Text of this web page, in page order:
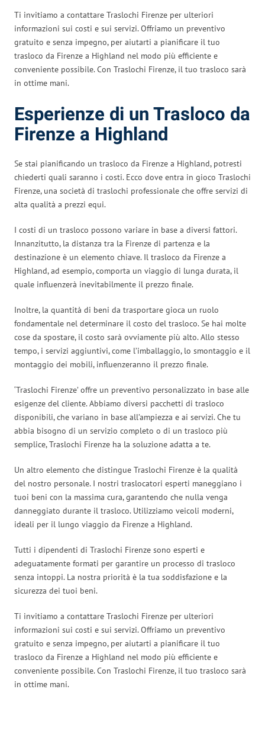
Ti invitiamo a contattare Traslochi Firenze per ulteriori
informazioni sui costi e sui servizi. Offriamo un preventivo
gratuito e senza impegno, per aiutarti a pianificare il tuo
trasloco da Firenze a Highland nel modo più efficiente e
conveniente possibile. Con Traslochi Firenze, il tuo trasloco sarà
in ottime mani.
Esperienze di un Trasloco da
Firenze a Highland
Se stai pianificando un trasloco da Firenze a Highland, potresti
chiederti quali saranno i costi. Ecco dove entra in gioco Traslochi
Firenze, una società di traslochi professionale che offre servizi di
alta qualità a prezzi equi.
I costi di un trasloco possono variare in base a diversi fattori.
Innanzitutto, la distanza tra la Firenze di partenza e la
destinazione è un elemento chiave. Il trasloco da Firenze a
Highland, ad esempio, comporta un viaggio di lunga durata, il
quale influenzerà inevitabilmente il prezzo finale.
Inoltre, la quantità di beni da trasportare gioca un ruolo
fondamentale nel determinare il costo del trasloco. Se hai molte
cose da spostare, il costo sarà ovviamente più alto. Allo stesso
tempo, i servizi aggiuntivi, come l’imballaggio, lo smontaggio e il
montaggio dei mobili, influenzeranno il prezzo finale.
‘Traslochi Firenze’ offre un preventivo personalizzato in base alle
esigenze del cliente. Abbiamo diversi pacchetti di trasloco
disponibili, che variano in base all’ampiezza e ai servizi. Che tu
abbia bisogno di un servizio completo o di un trasloco più
semplice, Traslochi Firenze ha la soluzione adatta a te.
Un altro elemento che distingue Traslochi Firenze è la qualità
del nostro personale. I nostri traslocatori esperti maneggiano i
tuoi beni con la massima cura, garantendo che nulla venga
danneggiato durante il trasloco. Utilizziamo veicoli moderni,
ideali per il lungo viaggio da Firenze a Highland.
Tutti i dipendenti di Traslochi Firenze sono esperti e
adeguatamente formati per garantire un processo di trasloco
senza intoppi. La nostra priorità è la tua soddisfazione e la
sicurezza dei tuoi beni.
Ti invitiamo a contattare Traslochi Firenze per ulteriori
informazioni sui costi e sui servizi. Offriamo un preventivo
gratuito e senza impegno, per aiutarti a pianificare il tuo
trasloco da Firenze a Highland nel modo più efficiente e
conveniente possibile. Con Traslochi Firenze, il tuo trasloco sarà
in ottime mani.